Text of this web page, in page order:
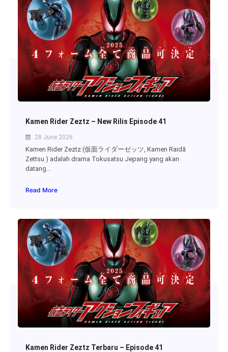
Kamen Rider Zeztz – New Rilis Episode 41
28 June 2026
Kamen Rider Zeztz (仮面ライダーゼッツ, Kamen Raidā
Zettsu ) adalah drama Tokusatsu Jepang yang akan
datang...
Read More
Kamen Rider Zeztz Terbaru – Episode 41